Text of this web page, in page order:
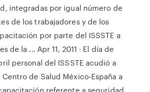
integradas por igual número de
de los trabajadores y de los
por parte del ISSSTE a
de la ... Apr 11, 2011 · El día de
personal del ISSSTE acudió a
de Salud México-España a
referente a seguridad